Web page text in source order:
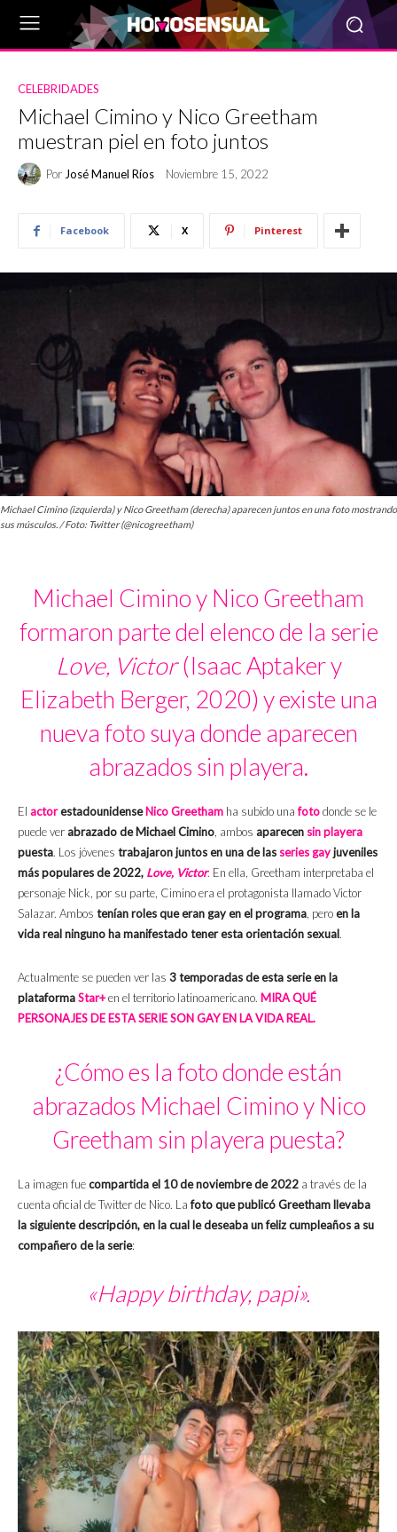
CELEBRIDADES
Michael Cimino y Nico Greetham
muestran piel en foto juntos
Por José Manuel Ríos Noviembre 15, 2022
Facebook X Pinterest
Michael Cimino (izquierda) y Nico Greetham (derecha) aparecen juntos en una foto mostrando
sus músculos. / Foto: Twitter (@nicogreetham)
Michael Cimino y Nico Greetham
formaron parte del elenco de la serie
Love, Victor(Isaac Aptaker y
Elizabeth Berger, 2020) y existe una
nueva foto suya donde aparecen
abrazados sin playera.
El actorestadounidenseNico Greetham ha subido unafotodonde se le
puede ver abrazado de Michael Cimino, ambos aparecen sin playera
puesta. Los jóvenes trabajaron juntos en una de las series gayjuveniles
más populares de 2022, Love, Victor. En ella, Greetham interpretaba el
personaje Nick, por su parte, Cimino era el protagonista llamado Victor
Salazar. Ambos tenían roles que eran gay en el programa, peroen la
vida real ninguno ha manifestado tener esta orientación sexual.
Actualmente se pueden ver las 3 temporadas de esta serie en la
plataformaStar+en el territorio latinoamericano. MIRA QUÉ
PERSONAJES DE ESTA SERIE SON GAY EN LA VIDA REAL.
¿Cómo es la foto donde están
abrazados Michael Cimino y Nico
Greetham sin playera puesta?
La imagen fuecompartida el 10 de noviembre de 2022 a través de la
cuenta oficial de Twitter de Nico. Lafoto que publicó Greetham llevaba
la siguiente descripción, en la cual le deseaba un feliz cumpleaños a su
compañero de la serie:
«Happy birthday, papi».